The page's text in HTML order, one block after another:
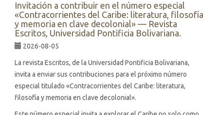
Invitación a contribuir en el número especial
«Contracorrientes del Caribe: literatura, filosofía
y memoria en clave decolonial» — Revista
Escritos, Universidad Pontificia Bolivariana.
2026-08-05
La revista Escritos, de la Universidad Pontificia Bolivariana,
invita a enviar sus contribuciones para el próximo número
especial titulado «Contracorrientes del Caribe: literatura,
filosofía y memoria en clave decolonial».